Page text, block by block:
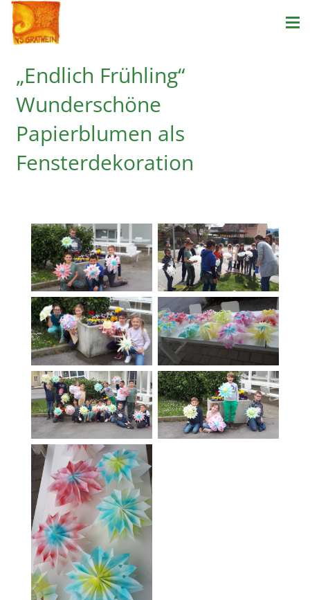
„Endlich Frühling“
Wunderschöne
Papierblumen als
Fensterdekoration